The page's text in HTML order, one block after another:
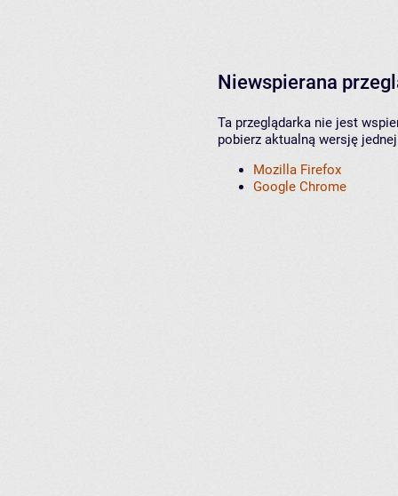
Niewspierana
Ta przeglądarka nie jest
pobierz aktualną wersję
Mozilla Firefox
Google Chrome